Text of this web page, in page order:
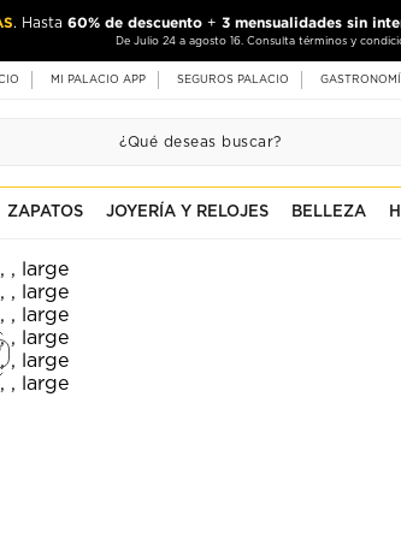
. Hasta 60% de descuento + 3 mensualidades sin
De Julio 24 a agosto 16. Consulta términos y
MI PALACIO APP SEGUROS PALACIO
ZAPATOS JOYERÍA Y RELOJES BELLEZA